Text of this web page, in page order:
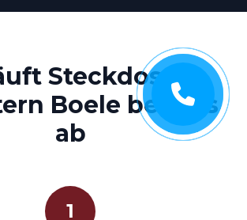
Steckdosen
Boele bei uns
ab
1